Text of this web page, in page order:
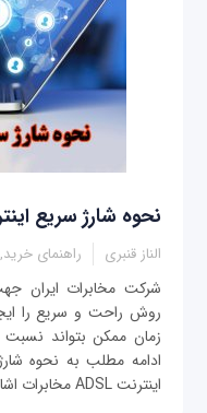
نحوه شارژ سریع
الناز قنبری راهنمای
شرکت مخابرات ایران
روش راحت و سریع را
زمان ممكن بتواند نسبت
ادامه مطلب به نحوه
اینترنت ADSL مخابرات اشاره شده است.